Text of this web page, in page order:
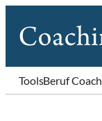
ToolsBeruf Coach